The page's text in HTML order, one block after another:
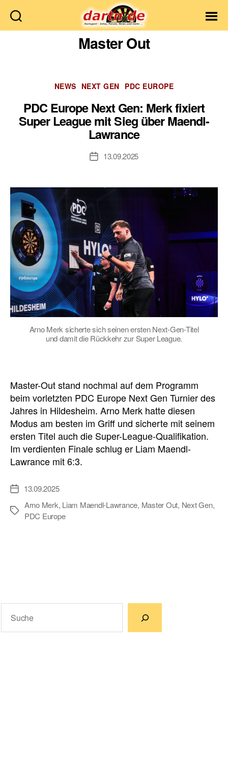
Dartn.de
Master Out
Kategorien
NEWS NEXT GEN PDC EUROPE
PDC Europe Next Gen: Merk fixiert
Super League mit Sieg über Maendl-
Lawrance
Veröffentlichungsdatum
13.09.2025
Arno Merk sicherte sich seinen ersten Next-Gen-Titel
und damit die Rückkehr zur Super League.
Master-Out stand nochmal auf dem Programm
beim vorletzten PDC Europe Next Gen Turnier des
Jahres in Hildesheim. Arno Merk hatte diesen
Modus am besten im Griff und sicherte mit seinem
ersten Titel auch die Super-League-Qualifikation.
Im verdienten Finale schlug er Liam Maendl-
Lawrance mit 6:3.
Veröffentlichungsdatum
13.09.2025
Schlagwörter
Arno Merk, Liam Maendl-Lawrance, Master Out, Next Gen,
PDC Europe